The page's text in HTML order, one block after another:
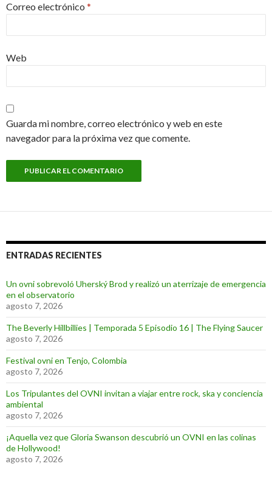
Correo electrónico *
Web
Guarda mi nombre, correo electrónico y web en este
navegador para la próxima vez que comente.
ENTRADAS RECIENTES
Un ovni sobrevoló Uherský Brod y realizó un aterrizaje de emergencia
en el observatorio
agosto 7, 2026
The Beverly Hillbillies | Temporada 5 Episodio 16 | The Flying Saucer
agosto 7, 2026
Festival ovni en Tenjo, Colombia
agosto 7, 2026
Los Tripulantes del OVNI invitan a viajar entre rock, ska y conciencia
ambiental
agosto 7, 2026
¡Aquella vez que Gloria Swanson descubrió un OVNI en las colinas
de Hollywood!
agosto 7, 2026